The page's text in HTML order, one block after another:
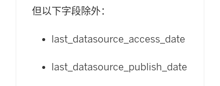
但以下字段除外：
last_datasource_access_date
last_datasource_publish_date